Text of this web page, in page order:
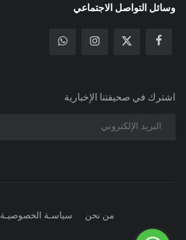
وسائل التواصل الاجتماعي
اشترك في صحيفتنا الإخبارية
من نحن سياسـة الخصوصيـة